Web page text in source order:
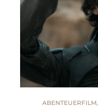
ABENTEUERFILM,